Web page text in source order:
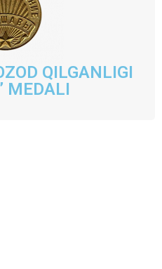
QILGANLIGI
MEDALI